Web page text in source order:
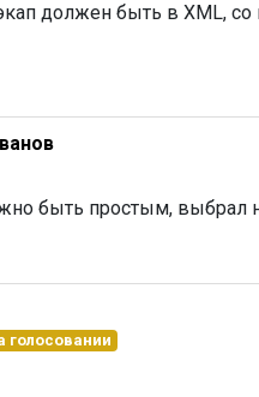
должен быть в XML, со
быть простым, выбрал
голосовании